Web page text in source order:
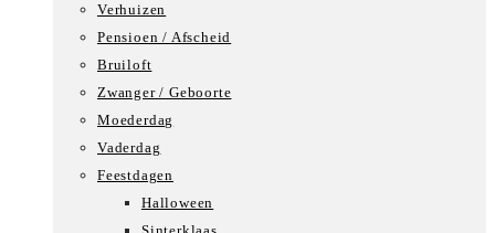
Verhuizen
Pensioen / Afscheid
Bruiloft
Zwanger / Geboorte
Moederdag
Vaderdag
Feestdagen
Halloween